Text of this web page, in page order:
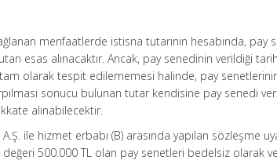
menfaatlerde istisna tutarının hesabında, pay
esas alınacaktır. Ancak, pay senedinin verildiği
tam olarak tespit edilememesi halinde, pay
sonucu bulunan tutar kendisine pay senedi
alınabilecektir.
ile hizmet erbabı (B) arasında yapılan sözleşme
500.000 TL olan pay senetleri bedelsiz olarak